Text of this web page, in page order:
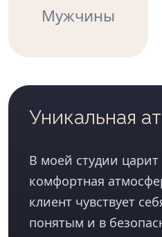
Мужчины
Уникальная
В моей студии царит
комфортная
клиент чувствует
понятым и в